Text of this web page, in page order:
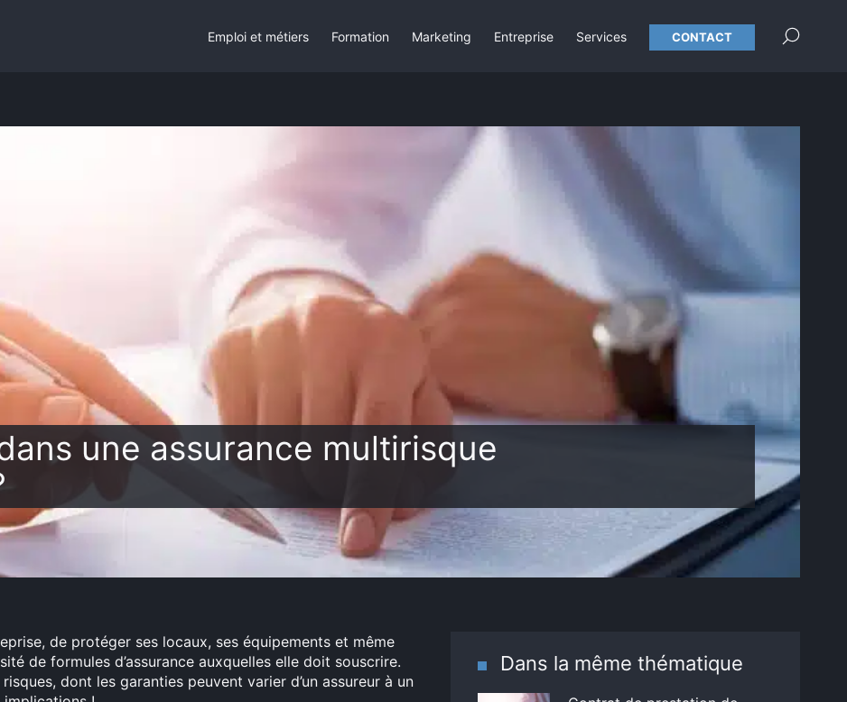
une assurance multirisque
de protéger ses locaux, ses équipements et même
de formules d’assurance auxquelles elle doit souscrire.
dont les garanties peuvent varier d’un assureur à un
Dans la même thématique
Emploi et métiers Formation Marketing Entreprise Services CONTACT